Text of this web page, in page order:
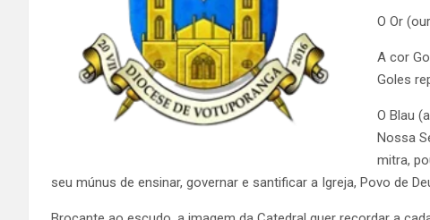
O Or
A cor
Goles
O Blau
Nossa
mitra,
seu múnus de ensinar, governar e santificar a Igreja, Povo de